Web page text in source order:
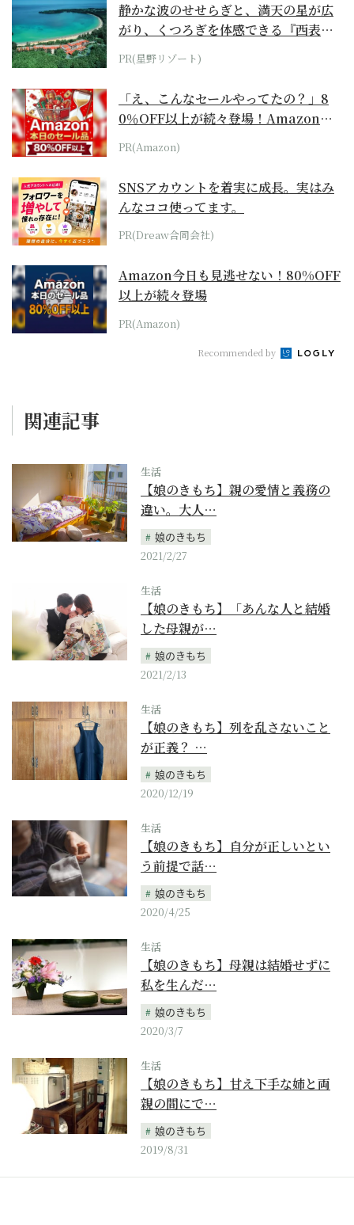
静かな波のせせらぎと、満天の星が広
がり、くつろぎを体感できる『西表島
ホテル by...
PR(星野リゾート)
「え、こんなセールやってたの？」8
0％OFF以上が続々登場！Amazonの
本気が...
PR(Amazon)
SNSアカウントを着実に成長。実はみ
んなココ使ってます。
PR(Dreaw合同会社)
Amazon今日も見逃せない！80%OFF
以上が続々登場
PR(Amazon)
Recommended by
関連記事
生活
【娘のきもち】親の愛情と義務の
違い。大人…
娘のきもち
2021/2/27
生活
【娘のきもち】「あんな人と結婚
した母親が…
娘のきもち
2021/2/13
生活
【娘のきもち】列を乱さないこと
が正義？ …
娘のきもち
2020/12/19
生活
【娘のきもち】自分が正しいとい
う前提で話…
娘のきもち
2020/4/25
生活
【娘のきもち】母親は結婚せずに
私を生んだ…
娘のきもち
2020/3/7
生活
【娘のきもち】甘え下手な姉と両
親の間にで…
娘のきもち
2019/8/31